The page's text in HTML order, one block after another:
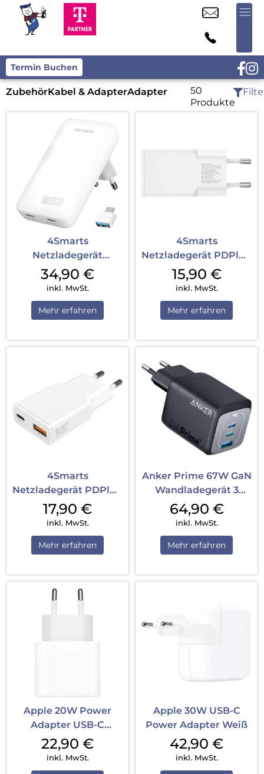
Termin Buchen
ZubehörKabel & AdapterAdapter
50
Produkte
4Smarts
Netzladegerät
FlatPlug Slim Dual
65W GaN 2C weiß
34,90 €
inkl. MwSt.
Mehr erfahren
4Smarts
Netzladegerät PDPlug
Duos Slim 20W GaN
1C+1A Weiß
15,90 €
inkl. MwSt.
Mehr erfahren
4Smarts
Netzladegerät PDPlug
Slim Duos 30W GaN
1C+1A Weiß
17,90 €
inkl. MwSt.
Mehr erfahren
Anker Prime 67W GaN
Wandladegerät 3
Ports Schwarz
64,90 €
inkl. MwSt.
Mehr erfahren
Apple 20W Power
Adapter USB-C
Netzteil ohne Kabel
Weiß
22,90 €
inkl. MwSt.
Apple 30W USB-C
Power Adapter Weiß
42,90 €
inkl. MwSt.